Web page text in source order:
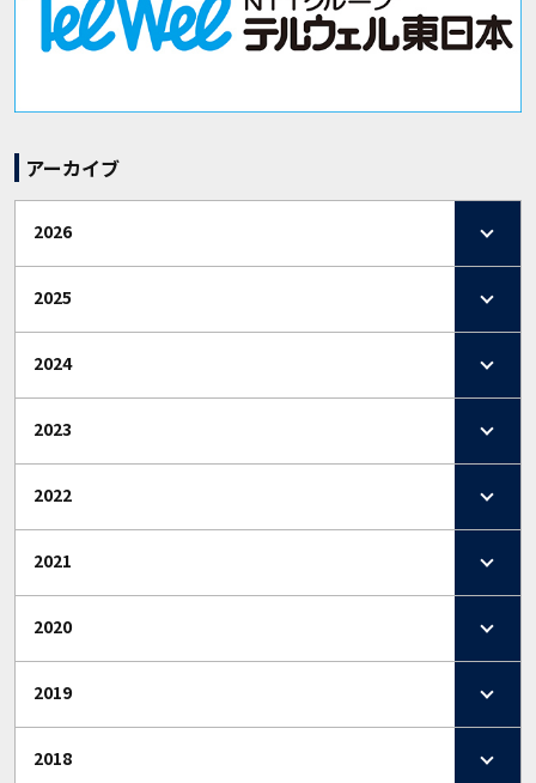
アーカイブ
2026
2025
2024
2023
2022
2021
2020
2019
2018